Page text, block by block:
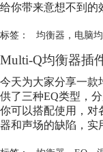
给你带来意想不到的
标签： 均衡器 ， 电脑
Multi-Q均衡器插
今天为大家分享一款
供了三种EQ类型，
你可以搭配使用，对
器和声场的缺陷，实